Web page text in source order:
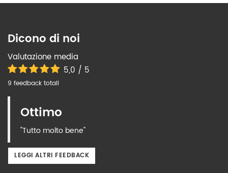
Dicono di noi
Valutazione media
5,0 / 5
9 feedback totali
Ottimo
"Tutto molto bene"
LEGGI ALTRI FEEDBACK